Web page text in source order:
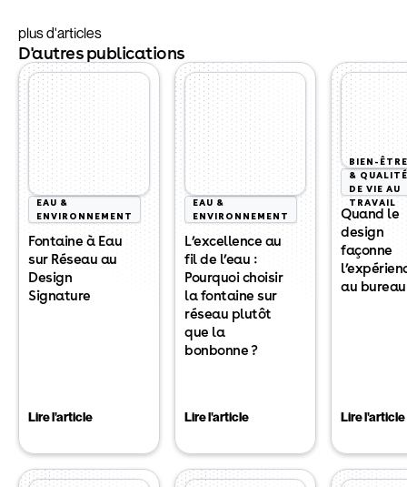
plus d'articles
D'autres publications
EAU &
ENVIRONNEMENT
Fontaine à Eau
sur Réseau au
Design
Signature
Lire l'article
EAU &
ENVIRONNEMENT
L’excellence au
fil de l’eau :
Pourquoi choisir
la fontaine sur
réseau plutôt
que la
bonbonne ?
Lire l'article
BIEN-ÊTRE
& QUALITÉ
DE VIE AU
TRAVAIL
Quand le
design
façonne
au bureau
Lire l'article